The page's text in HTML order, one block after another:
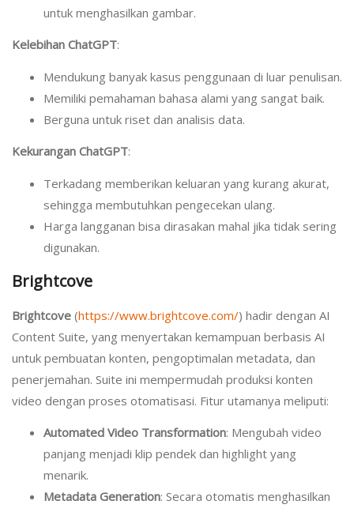
untuk menghasilkan gambar.
Kelebihan ChatGPT:
Mendukung banyak kasus penggunaan di luar penulisan.
Memiliki pemahaman bahasa alami yang sangat baik.
Berguna untuk riset dan analisis data.
Kekurangan ChatGPT:
Terkadang memberikan keluaran yang kurang akurat,
sehingga membutuhkan pengecekan ulang.
Harga langganan bisa dirasakan mahal jika tidak sering
digunakan.
Brightcove
Brightcove (https://www.brightcove.com/) hadir dengan AI
Content Suite, yang menyertakan kemampuan berbasis AI
untuk pembuatan konten, pengoptimalan metadata, dan
penerjemahan. Suite ini mempermudah produksi konten
video dengan proses otomatisasi. Fitur utamanya meliputi:
Automated Video Transformation: Mengubah video
panjang menjadi klip pendek dan highlight yang
menarik.
Metadata Generation: Secara otomatis menghasilkan